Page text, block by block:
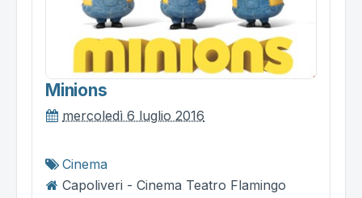
Minions
mercoledì 6 luglio 2016
Cinema
Capoliveri - Cinema Teatro Flamingo